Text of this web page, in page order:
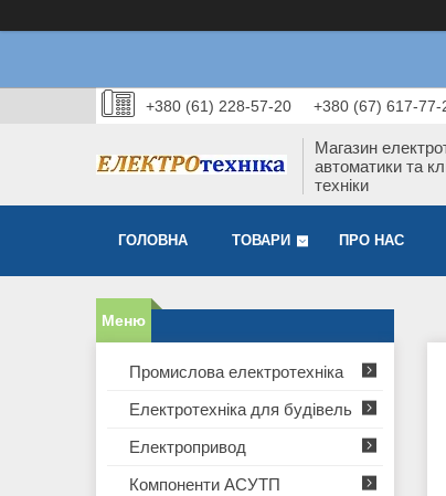
+380 (61) 228-57-20 +380 (67) 617-77-
Магазин
автоматики та
техніки
ГОЛОВНА ТОВАРИ ПРО НАС
Промислова електротехніка
Електротехніка для будівель
Електропривод
Компоненти АСУТП